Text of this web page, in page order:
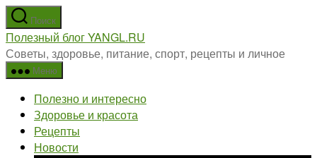
Перейти
к
содержимому
Поиск
Полезный блог YANGL.RU
Советы, здоровье, питание, спорт, рецепты и личное
Меню
Полезно и интересно
Здоровье и красота
Рецепты
Новости